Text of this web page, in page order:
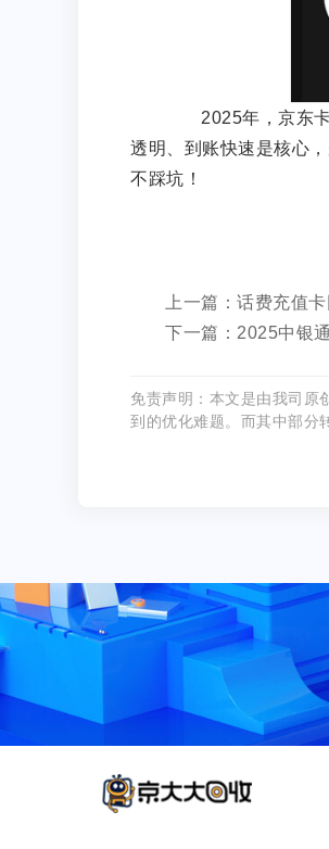
2025年，京东卡
透明、到账快速是核心
不踩坑！
上一篇：话费充值
下一篇：2025中银
免责声明：本文是由我司原
到的优化难题。而其中部分